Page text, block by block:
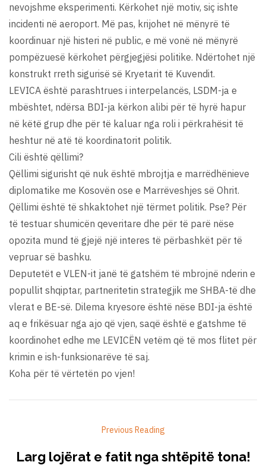
nevojshme eksperimenti. Kërkohet një motiv, siç ishte
incidenti në aeroport. Më pas, krijohet në mënyrë të
koordinuar një histeri në public, e më vonë në mënyrë
pompëzuesë kërkohet përgjegjësi politike. Ndërtohet një
konstrukt rreth sigurisë së Kryetarit të Kuvendit.
LEVICA është parashtrues i interpelancës, LSDM-ja e
mbështet, ndërsa BDI-ja kërkon alibi për të hyrë hapur
në këtë grup dhe për të kaluar nga roli i përkrahësit të
heshtur në atë të koordinatorit politik.
Cili është qëllimi?
Qëllimi sigurisht që nuk është mbrojtja e marrëdhënieve
diplomatike me Kosovën ose e Marrëveshjes së Ohrit.
Qëllimi është të shkaktohet një tërmet politik. Pse? Për
të testuar shumicën qeveritare dhe për të parë nëse
opozita mund të gjejë një interes të përbashkët për të
vepruar së bashku.
Deputetët e VLEN-it janë të gatshëm të mbrojnë nderin e
popullit shqiptar, partneritetin strategjik me SHBA-të dhe
vlerat e BE-së. Dilema kryesore është nëse BDI-ja është
aq e frikësuar nga ajo që vjen, saqë është e gatshme të
koordinohet edhe me LEVICËN vetëm që të mos flitet për
krimin e ish-funksionarëve të saj.
Koha për të vërtetën po vjen!
Previous Reading
Larg lojërat e fatit nga shtëpitë tona!